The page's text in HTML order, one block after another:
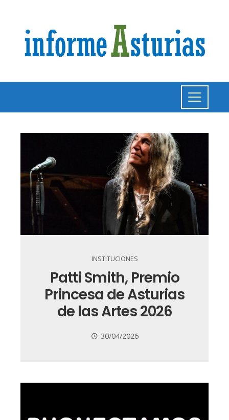
INSTITUCIONES
Patti Smith, Premio
Princesa de Asturias
de las Artes 2026
30/04/2026